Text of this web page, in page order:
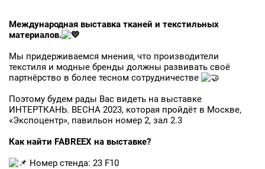
Международная выставка тканей и текстильных
материалов.
Мы придерживаемся мнения, что производители
текстиля и модные бренды должны развивать своё
партнёрство в более тесном сотрудничестве
Поэтому будем рады Вас видеть на выставке
ИНТЕРТКАНЬ. ВЕСНА 2023, которая пройдёт в Москве,
«Экспоцентр», павильон номер 2, зал 2.3
Как найти FABREEX на выставке?
Номер стенда: 23 F10